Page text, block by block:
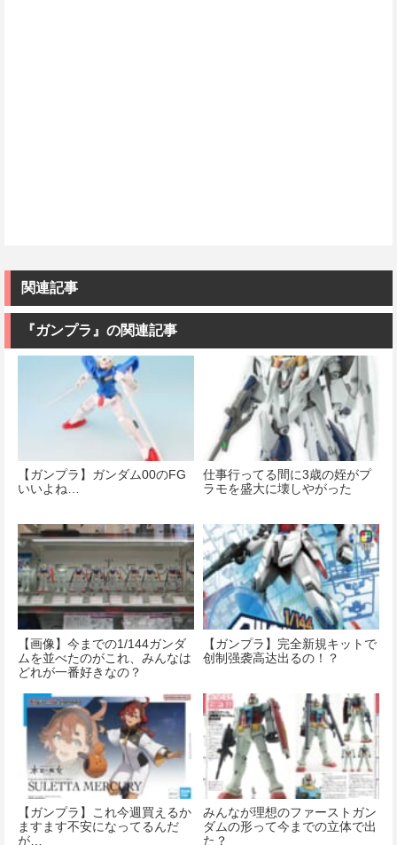
関連記事
『ガンプラ』の関連記事
【ガンプラ】ガンダム00のFG
いいよね…
仕事行ってる間に3歳の姪がプ
ラモを盛大に壊しやがった
【画像】今までの1/144ガンダ
ムを並べたのがこれ、みんなは
どれが一番好きなの？
【ガンプラ】完全新規キットで
创制强袭高达出るの！？
【ガンプラ】これ今週買えるか
ますます不安になってるんだ
が…
みんなが理想のファーストガン
ダムの形って今までの立体で出
た？